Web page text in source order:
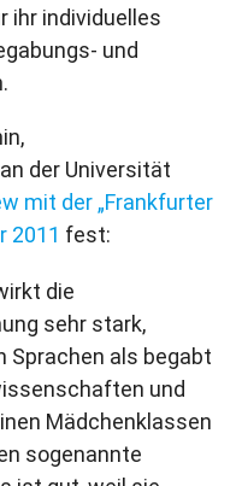
ihr individuelles
und
der Universität
mit der „Frankfurter
2011 fest:
die
sehr stark,
Sprachen als begabt
und
Mädchenklassen
sogenannte